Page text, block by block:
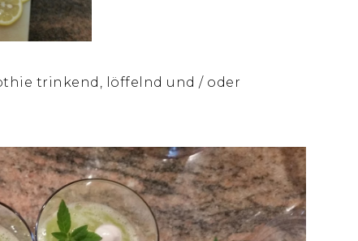
trinkend, löffelnd und / oder